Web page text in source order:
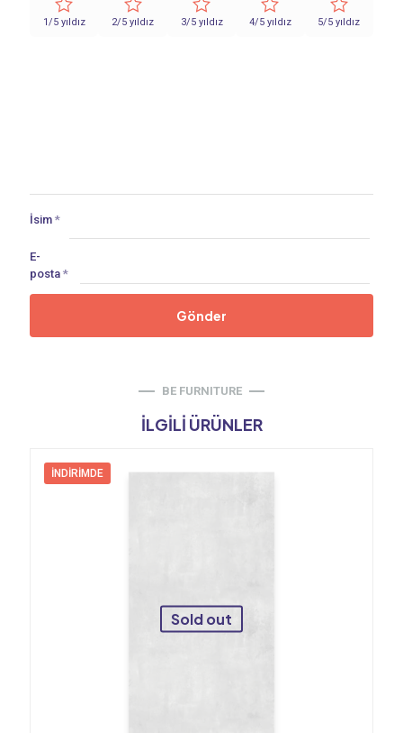
1/5 yıldız 2/5 yıldız 3/5 yıldız 4/5 yıldız 5/5 yıldız
İsim *
E-
posta *
BE FURNITURE
İLGILI ÜRÜNLER
İNDIRIMDE
Sold out